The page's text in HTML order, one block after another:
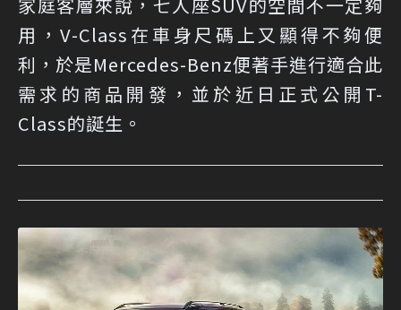
用，V-Class在車身尺碼上又顯得不夠便
利，於是Mercedes-Benz便著手進行適合此
需求的商品開發，並於近日正式公開T-
Class的誕生。